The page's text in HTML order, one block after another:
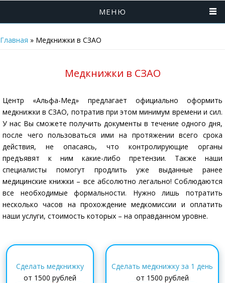
МЕНЮ
Главная » Медкнижки в СЗАО
Медкнижки в СЗАО
Центр «Альфа-Мед» предлагает официально оформить
медкнижки в СЗАО, потратив при этом минимум времени и сил.
У нас Вы сможете получить документы в течение одного дня,
после чего пользоваться ими на протяжении всего срока
действия, не опасаясь, что контролирующие органы
предъявят к ним какие-либо претензии. Также наши
специалисты помогут продлить уже выданные ранее
медицинские книжки – все абсолютно легально! Соблюдаются
все необходимые формальности. Нужно лишь потратить
несколько часов на прохождение медкомиссии и оплатить
наши услуги, стоимость которых – на оправданном уровне.
Сделать медкнижку
от 1500 рублей
Сделать медкнижку за 1 день
от 1500 рублей